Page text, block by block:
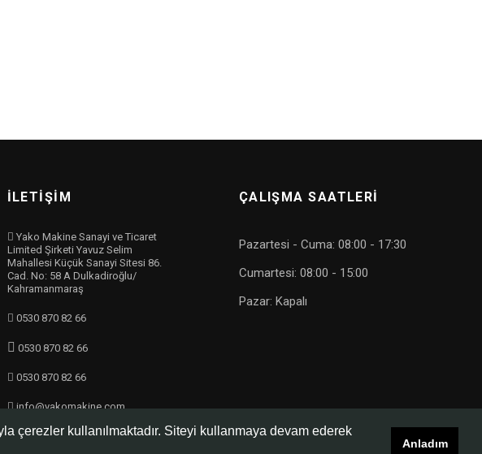
çerezler kullanılmaktadır. Siteyi kullanmaya devam ederek
Anladım
İLETİŞİM
Yako Makine Sanayi ve Ticaret
Limited Şirketi Yavuz Selim
Mahallesi Küçük Sanayi Sitesi 86.
Cad. No: 58 A Dulkadiroğlu/
Kahramanmaraş
0530 870 82 66
0530 870 82 66
0530 870 82 66
info@yakomakine.com
ÇALIŞMA SAATLERİ
Pazartesi - Cuma: 08:00 - 17:30
Cumartesi: 08:00 - 15:00
Pazar: Kapalı